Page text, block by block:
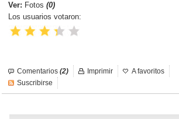
Un día como hoy
Galerías
Ver: Fotos (0)
Los usuarios votaron:
Comentarios (2) Imprimir
A favoritos
Suscribirse